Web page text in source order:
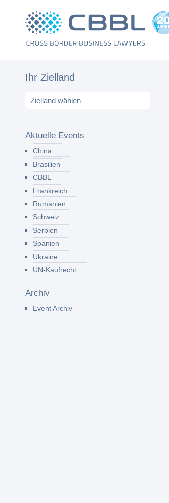
Ihr Zielland
Aktuelle Events
China
Brasilien
CBBL
Frankreich
Rumänien
Schweiz
Serbien
Spanien
Ukraine
UN-Kaufrecht
Archiv
Event Archiv